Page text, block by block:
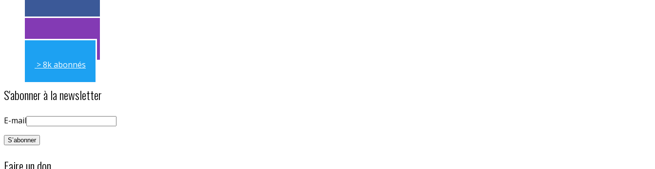
> 11k abonnés
> 11k abonnés
> 8k abonnés
S'abonner à la newsletter
E-mail
Faire un don